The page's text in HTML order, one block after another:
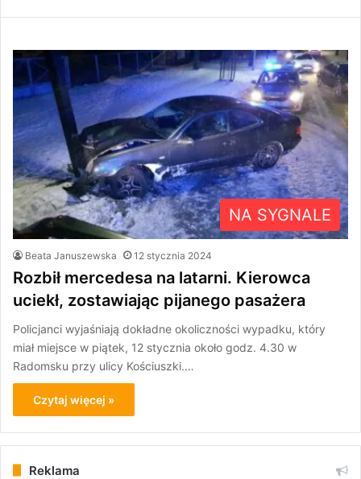
NA SYGNALE
Beata Januszewska 12 stycznia 2024
Rozbił mercedesa na latarni. Kierowca
uciekł, zostawiając pijanego pasażera
Policjanci wyjaśniają dokładne okoliczności wypadku, który
miał miejsce w piątek, 12 stycznia około godz. 4.30 w
Radomsku przy ulicy Kościuszki.…
Czytaj więcej »
Reklama